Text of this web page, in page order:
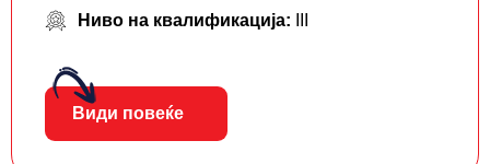
Ниво на квалификација:
Види повеќе